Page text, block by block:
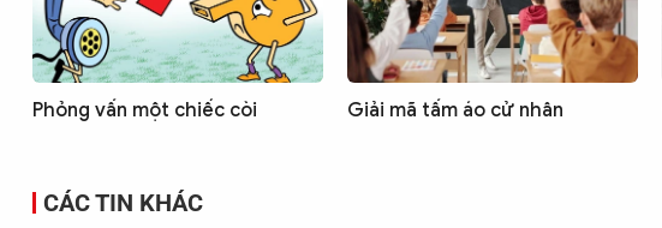
Phỏng vấn một chiếc còi Giải mã tấm áo cử nhân
CÁC TIN KHÁC